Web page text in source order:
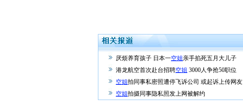
厌烦养育孩子 日本一空姐亲手掐死五月大儿子
港龙航空首次赴台招聘空姐 3000人争抢50职位
空姐拍同事私密照遭停飞诉公司 或起诉上传网友
空姐拍摄同事隐私照发上网被解约